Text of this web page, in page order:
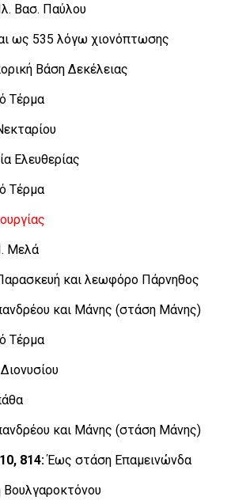
Βασ. Παύλου
ως 535 λόγω χιονόπτωσης
Βάση Δεκέλειας
Τέρμα
Ελευθερίας
Τέρμα
Μελά
και λεωφόρο Πάρνηθος
και Μάνης (στάση Μάνης)
Τέρμα
και Μάνης (στάση Μάνης)
814:Έως στάση Επαμεινώνδα